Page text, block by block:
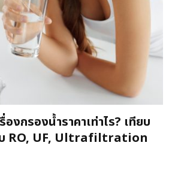
องกรองน้ำราคาเท่าไร? เทียบ
บ RO, UF, Ultrafiltration